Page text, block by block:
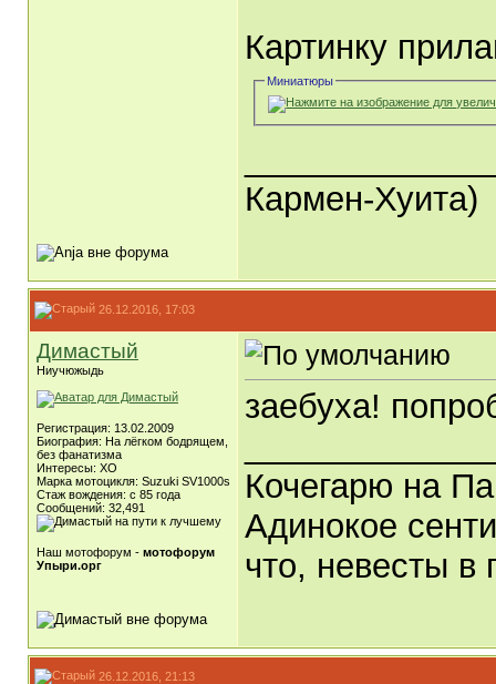
Картинку
Миниатюры
Кармен-Хуита)
26.12.2016, 17:03
Димастый
Ниучюжыдь
Регистрация: 13.02.2009
Биография: На лёгком бодрящем,
без фанатизма
Интересы: ХО
Марка мотоцикля: Suzuki SV1000s
Стаж вождения: с 85 года
Сообщений: 32,491
Наш мотофорум - мотофорум
Упыри.орг
заебуха!
Кочегарю на
Адинокое
что, невесты в
26.12.2016, 21:13